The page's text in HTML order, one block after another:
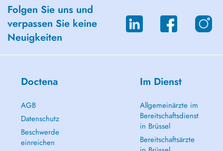
Folgen Sie uns und
verpassen Sie keine
Neuigkeiten
Doctena
AGB
Datenschutz
Beschwerde
einreichen
Im Dienst
Allgemeinärzte im
Bereitschaftsdienst
in Brüssel
Bereitschaftsärzte